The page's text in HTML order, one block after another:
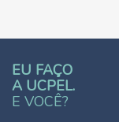
EU FAÇO
A UCPEL.
E VOCÊ?